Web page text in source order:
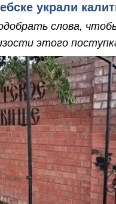
украли
слова,
этого